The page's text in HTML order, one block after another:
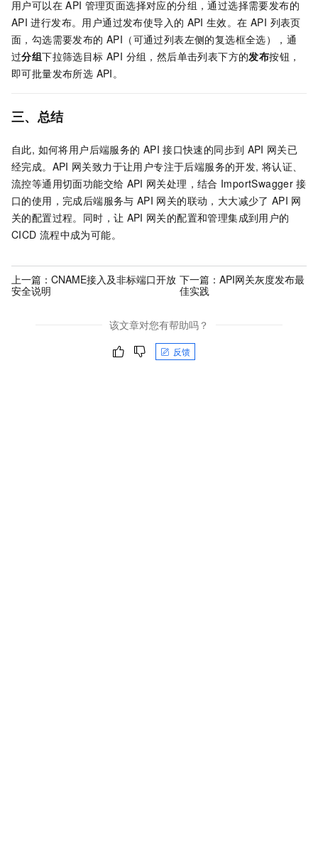
用户可以在 API 管理页面选择对应的分组，通过选择需要发布的
API 进行发布。用户通过发布使导入的 API 生效。在 API 列表页
面，勾选需要发布的 API（可通过列表左侧的复选框全选），通
过分组下拉筛选目标 API 分组，然后单击列表下方的发布按钮，
即可批量发布所选 API。
三、总结
自此, 如何将用户后端服务的 API 接口快速的同步到 API 网关已
经完成。API 网关致力于让用户专注于后端服务的开发, 将认证、
流控等通用切面功能交给 API 网关处理，结合 ImportSwagger 接
口的使用，完成后端服务与 API 网关的联动，大大减少了 API 网
关的配置过程。同时，让 API 网关的配置和管理集成到用户的
CICD 流程中成为可能。
上一篇： CNAME接入及非标端口开放
安全说明
下一篇： API网关灰度发布最
佳实践
该文章对您有帮助吗？
反馈